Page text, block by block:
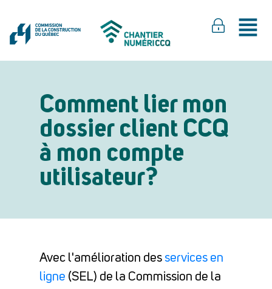
Comment lier mon
dossier client CCQ
à mon compte
utilisateur?
Avec l'amélioration desservices en
ligne (SEL) de la Commission de la